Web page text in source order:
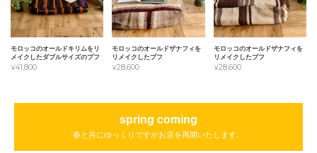
モロッコのオールドキリムをリ
メイクしたダブルサイズのプフ
¥41,800
モロッコのオールドザナフィを
リメイクしたプフ
¥28,600
モロッコのオールドザナフィを
リメイクしたプフ
¥28,600
spring coming
春と共にゆっくりですがお店を再開いたします。